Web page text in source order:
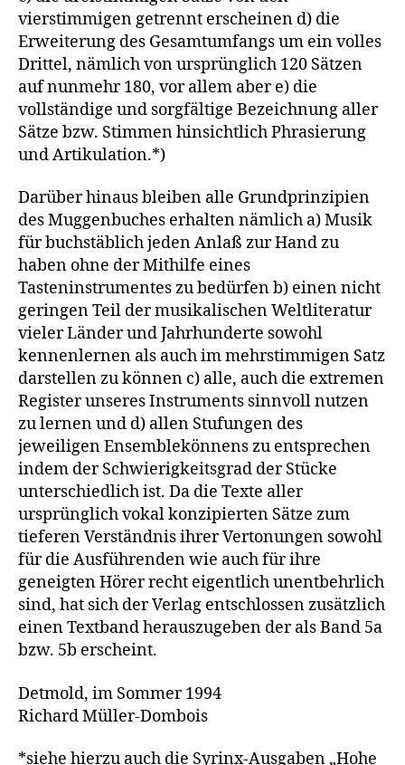
vierstimmigen getrennt erscheinen d) die
Erweiterung des Gesamtumfangs um ein volles
Drittel, nämlich von ursprünglich 120 Sätzen
auf nunmehr 180, vor allem aber e) die
vollständige und sorgfältige Bezeichnung aller
Sätze bzw. Stimmen hinsichtlich Phrasierung
und Artikulation.*)
Darüber hinaus bleiben alle Grundprinzipien
des Muggenbuches erhalten nämlich a) Musik
für buchstäblich jeden Anlaß zur Hand zu
haben ohne der Mithilfe eines
Tasteninstrumentes zu bedürfen b) einen nicht
geringen Teil der musikalischen Weltliteratur
vieler Länder und Jahrhunderte sowohl
kennenlernen als auch im mehrstimmigen Satz
darstellen zu können c) alle, auch die extremen
Register unseres Instruments sinnvoll nutzen
zu lernen und d) allen Stufungen des
jeweiligen Ensemblekönnens zu entsprechen
indem der Schwierigkeitsgrad der Stücke
unterschiedlich ist. Da die Texte aller
ursprünglich vokal konzipierten Sätze zum
tieferen Verständnis ihrer Vertonungen sowohl
für die Ausführenden wie auch für ihre
geneigten Hörer recht eigentlich unentbehrlich
sind, hat sich der Verlag entschlossen zusätzlich
einen Textband herauszugeben der als Band 5a
bzw. 5b erscheint.
Detmold, im Sommer 1994
Richard Müller-Dombois
*siehe hierzu auch die Syrinx-Ausgaben „Hohe